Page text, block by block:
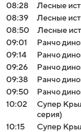
08:28
Лесные
08:39
Лесные
08:50
Лесные
09:01
Ранчо
09:14
Ранчо
09:26
Ранчо
09:38
Ранчо
09:50
Ранчо
10:02
Супер
серия)
10:15
Супер